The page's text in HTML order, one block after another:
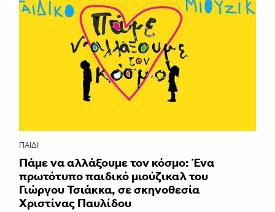
ΠΑΙΔΊ
Πάμε να αλλάξουμε τον κόσμο: Ένα
πρωτότυπο παιδικό μιούζικαλ του
Γιώργου Τσιάκκα, σε σκηνοθεσία
Χριστίνας Παυλίδου